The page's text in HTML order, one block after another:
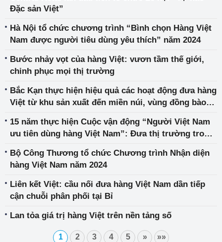
Đặc sản Việt”
Hà Nội tổ chức chương trình “Bình chọn Hàng Việt
Nam được người tiêu dùng yêu thích” năm 2024
Bước nhảy vọt của hàng Việt: vươn tầm thế giới,
chinh phục mọi thị trường
Bắc Kạn thực hiện hiệu quả các hoạt động đưa hàng
Việt từ khu sản xuất đến miền núi, vùng đồng bào
15 năm thực hiện Cuộc vận động “Người Việt Nam
ưu tiên dùng hàng Việt Nam”: Đưa thị trường trong
chắc cho nền kinh tế
Bộ Công Thương tổ chức Chương trình Nhận diện
hàng Việt Nam năm 2024
Liên kết Việt: cầu nối đưa hàng Việt Nam dần tiếp
cận chuỗi phân phối tại Bỉ
Lan tỏa giá trị hàng Việt trên nền tảng số
1 2 3 4 5 » »»